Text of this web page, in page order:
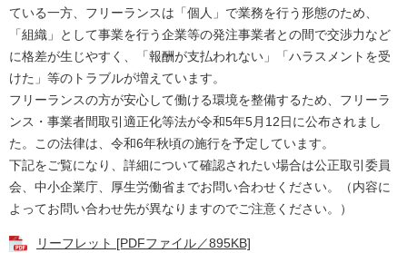
ている一方、フリーランスは「個人」で業務を行う形態のため、
「組織」として事業を行う企業等の発注事業者との間で交渉力など
に格差が生じやすく、「報酬が支払われない」「ハラスメントを受
けた」等のトラブルが増えています。
フリーランスの方が安心して働ける環境を整備するため、フリーラ
ンス・事業者間取引適正化等法が令和5年5月12日に公布されまし
た。この法律は、令和6年秋頃の施行を予定しています。
下記をご覧になり、詳細について確認されたい場合は公正取引委員
会、中小企業庁、厚生労働省までお問い合わせください。（内容に
よってお問い合わせ先が異なりますのでご注意ください。）
リーフレット [PDFファイル／895KB]